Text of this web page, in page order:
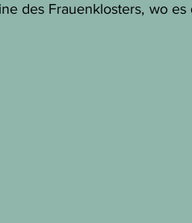
des Frauenklosters, wo